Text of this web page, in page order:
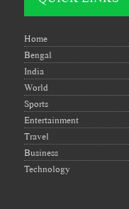
Home
Bengal
India
World
Sports
Entertainment
Travel
Business
Technology